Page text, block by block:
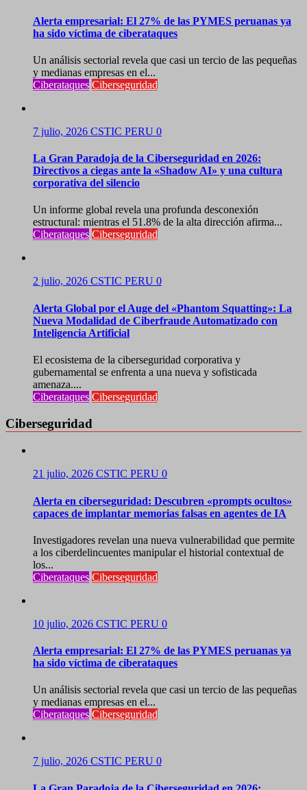
Alerta empresarial: El 27% de las PYMES peruanas ya
ha sido víctima de ciberataques
Un análisis sectorial revela que casi un tercio de las pequeñas
y medianas empresas en el...
Ciberataques Ciberseguridad
7 julio, 2026 CSTIC PERU 0
La Gran Paradoja de la Ciberseguridad en 2026:
Directivos a ciegas ante la «Shadow AI» y una cultura
corporativa del silencio
Un informe global revela una profunda desconexión
estructural: mientras el 51.8% de la alta dirección afirma...
Ciberataques Ciberseguridad
2 julio, 2026 CSTIC PERU 0
Alerta Global por el Auge del «Phantom Squatting»: La
Nueva Modalidad de Ciberfraude Automatizado con
Inteligencia Artificial
El ecosistema de la ciberseguridad corporativa y
gubernamental se enfrenta a una nueva y sofisticada
amenaza....
Ciberataques Ciberseguridad
Ciberseguridad
21 julio, 2026 CSTIC PERU 0
Alerta en ciberseguridad: Descubren «prompts ocultos»
capaces de implantar memorias falsas en agentes de IA
Investigadores revelan una nueva vulnerabilidad que permite
a los ciberdelincuentes manipular el historial contextual de
los...
Ciberataques Ciberseguridad
10 julio, 2026 CSTIC PERU 0
Alerta empresarial: El 27% de las PYMES peruanas ya
ha sido víctima de ciberataques
Un análisis sectorial revela que casi un tercio de las pequeñas
y medianas empresas en el...
Ciberataques Ciberseguridad
7 julio, 2026 CSTIC PERU 0